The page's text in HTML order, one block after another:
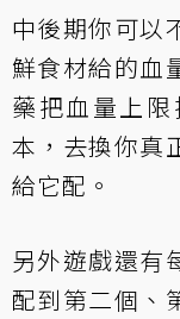
中後期你可以
鮮食材給的血
藥把血量上
本，去換你真
給它配。
另外遊戲還有
配到第二個、